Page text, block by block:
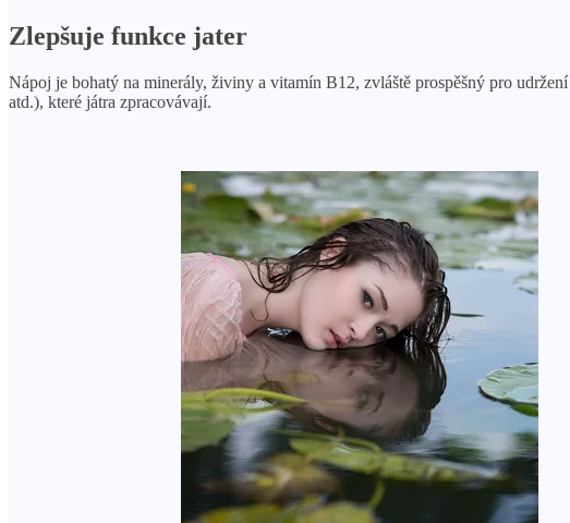
Zlepšuje funkce jater
Nápoj je bohatý na minerály, živiny a vitamín B12, zvláště prospěšný pro
atd.), které játra zpracovávají.